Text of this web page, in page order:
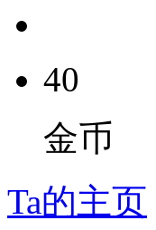
40
金币
Ta的主页